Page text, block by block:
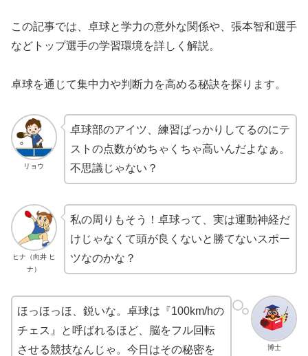
この記事では、卓球と学力の意外な関係や、張本智和選手
などトップ選手の学習環境を詳しく解説。
卓球を通じて集中力や判断力を高める秘訣を探ります。
リョウ
卓球部のアイツ、練習ばっかりしてるのにテ
ストの点数がめちゃくちゃ高いんだよなぁ。
不思議じゃない？
ヒナ（向井 ヒ
ナ）
私の周りもそう！卓球って、実は運動神経だ
けじゃなくて頭が良くないと勝てないスポー
ツなのかな？
博士
ほっほっほ、鋭いな。卓球は『100km/hの
チェス』と呼ばれるほど、脳をフル回転
させる競技なんじゃ。今日はその秘密を